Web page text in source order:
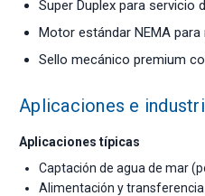
Super Duplex para servicio
Motor estándar NEMA
Sello mecánico premium
Aplicaciones e
Aplicaciones típicas
Captación de agua de mar
Alimentación y transferencia